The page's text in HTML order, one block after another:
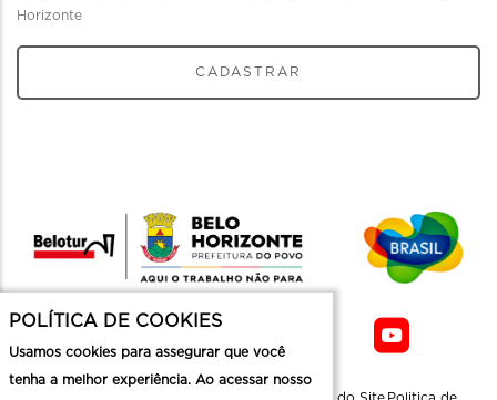
Horizonte
CADASTRAR
POLÍTICA DE COOKIES
Usamos cookies para assegurar que você
tenha a melhor experiência. Ao acessar nosso